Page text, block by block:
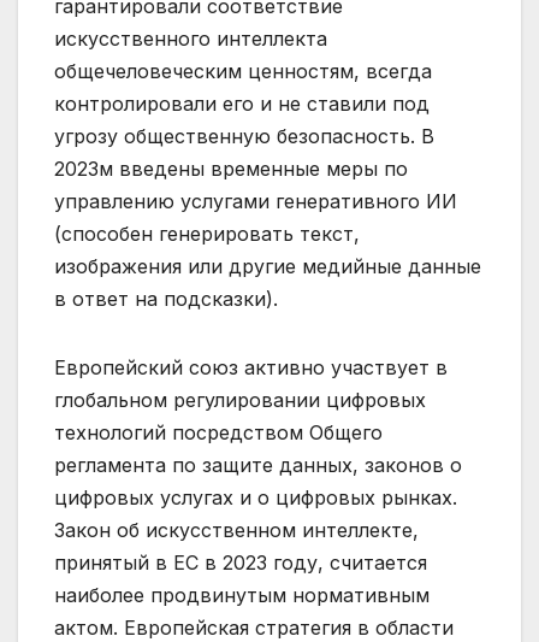
гарантировали соответствие
искусственного интеллекта
общечеловеческим ценностям, всегда
контролировали его и не ставили под
угрозу общественную безопасность. В
2023м введены временные меры по
управлению услугами генеративного ИИ
(способен генерировать текст,
изображения или другие медийные данные
в ответ на подсказки).
Европейский союз активно участвует в
глобальном регулировании цифровых
технологий посредством Общего
регламента по защите данных, законов о
цифровых услугах и о цифровых рынках.
Закон об искусственном интеллекте,
принятый в ЕС в 2023 году, считается
наиболее продвинутым нормативным
актом. Европейская стратегия в области